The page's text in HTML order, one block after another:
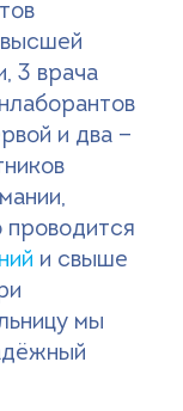
высшей
3 врача
и два —
и свыше
мы